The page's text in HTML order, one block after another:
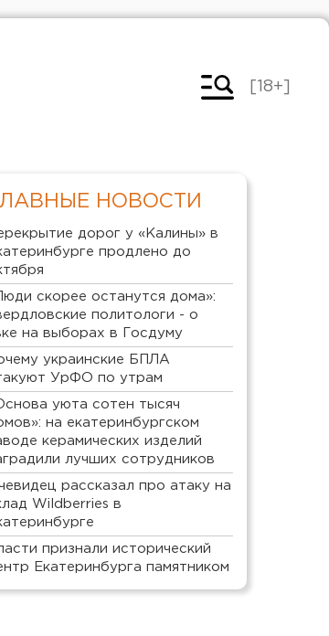
[18+]
НОВОСТИ
дорог у «Калины» в
продлено до
скорее останутся дома»:
политологи - о
на выборах в Госдуму
украинские БПЛА
УрФО по утрам
уюта сотен тысяч
на екатеринбургском
керамических изделий
лучших сотрудников
рассказал про атаку на
Wildberries в
признали исторический
Екатеринбурга памятником